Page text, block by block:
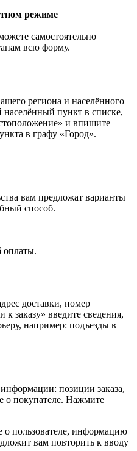
режиме
самостоятельно
всю форму.
региона и населённого
пункт в списке,
и впишите
в графу «Город».
вам предложат варианты
способ.
оплаты.
доставки, номер
заказу» введите сведения,
например: подъезды в
позиции заказа,
о покупателе. Нажмите
пользователе, информацию
вам повторить к вводу